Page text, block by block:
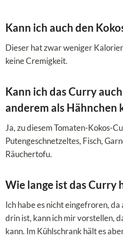
Kann ich auch den
Dieser hat zwar weniger
keine Cremigkeit.
Kann ich das Curry
anderem als Hähnchen
Ja, zu diesem Tomaten-Kokos-
Putengeschnetzeltes, Fisch,
Räuchertofu.
Wie lange ist das Curry
Ich habe es nicht eingefroren,
drin ist, kann ich mir vorstellen,
kann. Im Kühlschrank hält es